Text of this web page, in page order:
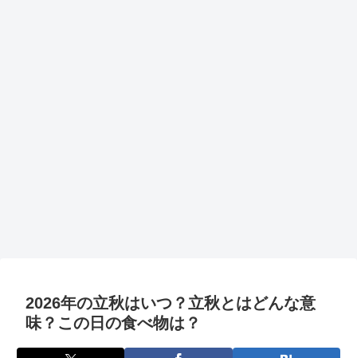
2026年の立秋はいつ？立秋とはどんな意
味？この日の食べ物は？